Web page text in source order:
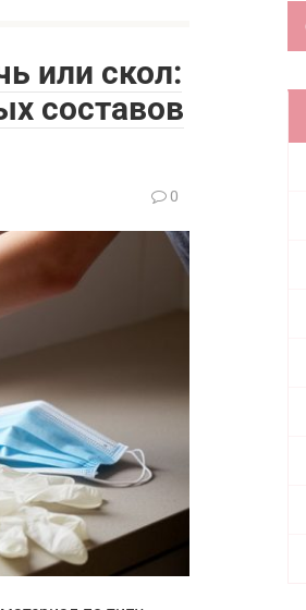
или скол:
составов
0